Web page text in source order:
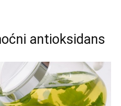
antioksidans